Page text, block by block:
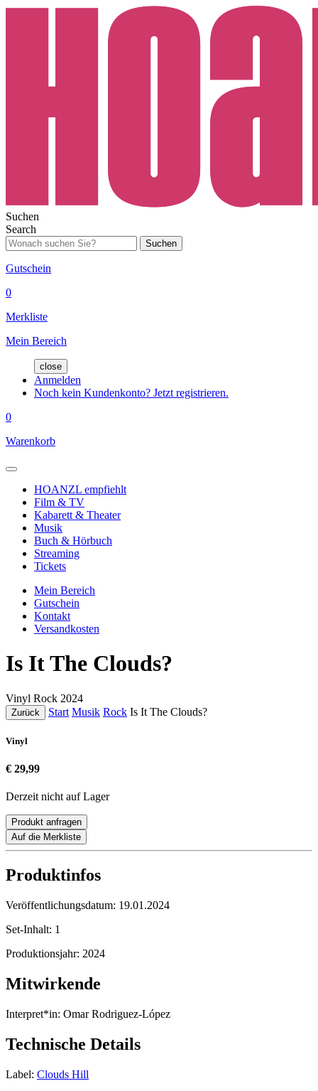
Suchen
Search
Suchen
Gutschein
0
Merkliste
Mein Bereich
close
Anmelden
Noch kein Kundenkonto? Jetzt registrieren.
0
Warenkorb
HOANZL empfiehlt
Film & TV
Kabarett & Theater
Musik
Buch & Hörbuch
Streaming
Tickets
Mein Bereich
Gutschein
Kontakt
Versandkosten
Is It The Clouds?
Vinyl Rock 2024
Zurück Start Musik Rock Is It The Clouds?
Vinyl
€ 29,99
Derzeit nicht auf Lager
Produkt anfragen
Auf die Merkliste
Produktinfos
Veröffentlichungsdatum: 19.01.2024
Set-Inhalt: 1
Produktionsjahr: 2024
Mitwirkende
Interpret*in: Omar Rodriguez-López
Technische Details
Label: Clouds Hill